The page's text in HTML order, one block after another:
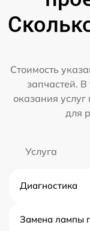
Стоимость
запчастей.
оказания
для
Услуга
Диагностика
Замена лампы